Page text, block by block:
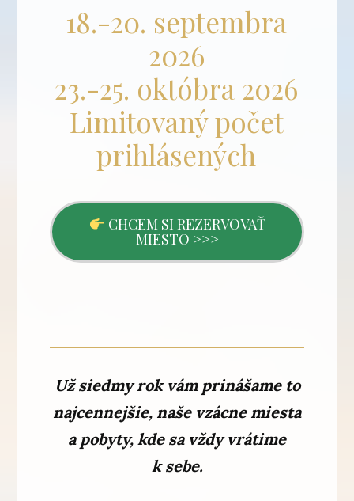
18.-20. septembra
2026
23.-25. októbra 2026
Limitovaný počet
prihlásených
CHCEM SI REZERVOVAŤ
MIESTO >>>
Už siedmy rok vám prinášame to
najcennejšie, naše vzácne miesta
a pobyty, kde sa vždy vrátime
k sebe.